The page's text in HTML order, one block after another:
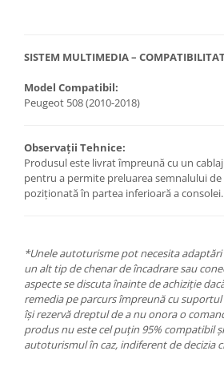
SISTEM MULTIMEDIA –
Model Compatibil:
Peugeot 508 (2010-2018)
Observații Tehnice:
Produsul este livrat împreună cu un
pentru a permite preluarea semnalului
poziționată în partea inferioară a consolei.
*Unele autoturisme pot necesita adaptări
un alt tip de chenar de încadrare sau
aspecte se discuta înainte de achiziție
remedia pe parcurs împreună cu
își rezervă dreptul de a nu onora o
produs nu este cel puțin 95% compatibil
autoturismul în caz, indiferent de decizia